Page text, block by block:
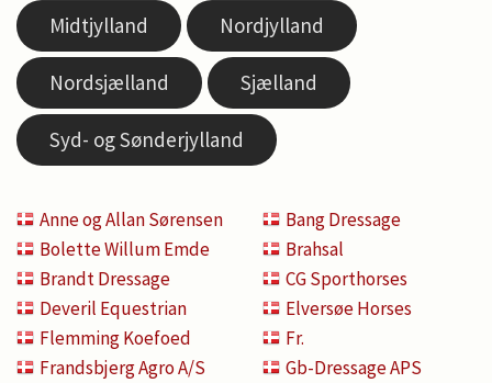
Midtjylland Nordjylland
Nordsjælland Sjælland
Syd- og Sønderjylland
Anne og Allan Sørensen
Bang Dressage
Bolette Willum Emde
Brahsal
Brandt Dressage
CG Sporthorses
Deveril Equestrian
Elversøe Horses
Flemming Koefoed
Fr.
Frandsbjerg Agro A/S
Gb-Dressage APS